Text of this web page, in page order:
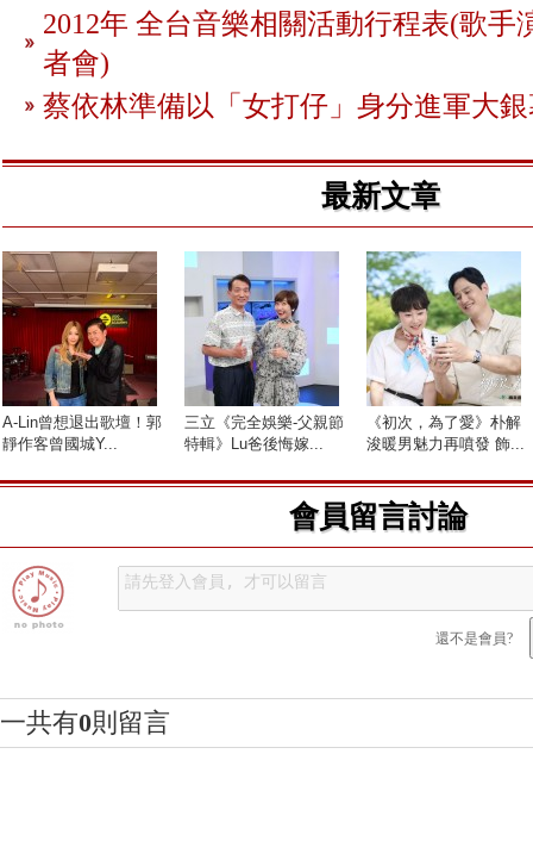
2012年 全台音樂相關活動行程表(歌手
者會)
蔡依林準備以「女打仔」身分進軍大
最新文章
A-Lin曾想退出歌壇！郭
靜作客曾國城Y...
三立《完全娛樂-父親節
特輯》Lu爸後悔嫁...
《初次，為了愛》朴解
浚暖男魅力再噴發 飾...
會員留言討論
還不是會員?
一共有0則留言